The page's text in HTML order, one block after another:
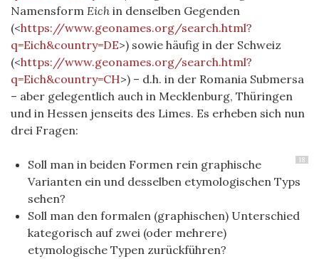
Namensform Eich in denselben Gegenden
(<https://www.geonames.org/search.html?
q=Eich&country=DE>) sowie häufig in der Schweiz
(<https://www.geonames.org/search.html?
q=Eich&country=CH>) – d.h. in der Romania Submersa
– aber gelegentlich auch in Mecklenburg, Thüringen
und in Hessen jenseits des Limes. Es erheben sich nun
drei Fragen:
18
Soll man in beiden Formen rein graphische
Varianten ein und desselben etymologischen Typs
sehen?
Soll man den formalen (graphischen) Unterschied
kategorisch auf zwei (oder mehrere)
etymologische Typen zurückführen?